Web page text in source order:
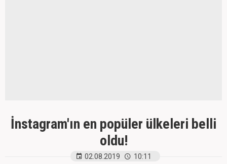
İnstagram'ın en popüler ülkeleri belli
oldu!
02.08.2019 10:11